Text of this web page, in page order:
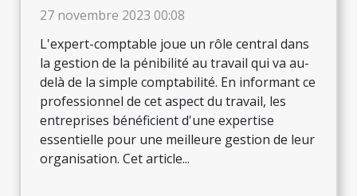
la pénibilité au travail ?
27 novembre 2023 00:08
L'expert-comptable joue un rôle central dans
la gestion de la pénibilité au travail qui va au-
delà de la simple comptabilité. En informant ce
professionnel de cet aspect du travail, les
entreprises bénéficient d'une expertise
essentielle pour une meilleure gestion de leur
organisation. Cet article...